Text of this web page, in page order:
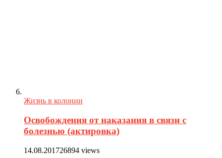
Жизнь в колонии
Освобождения от наказания в связи с
болезнью (актировка)
14.08.201726894 views